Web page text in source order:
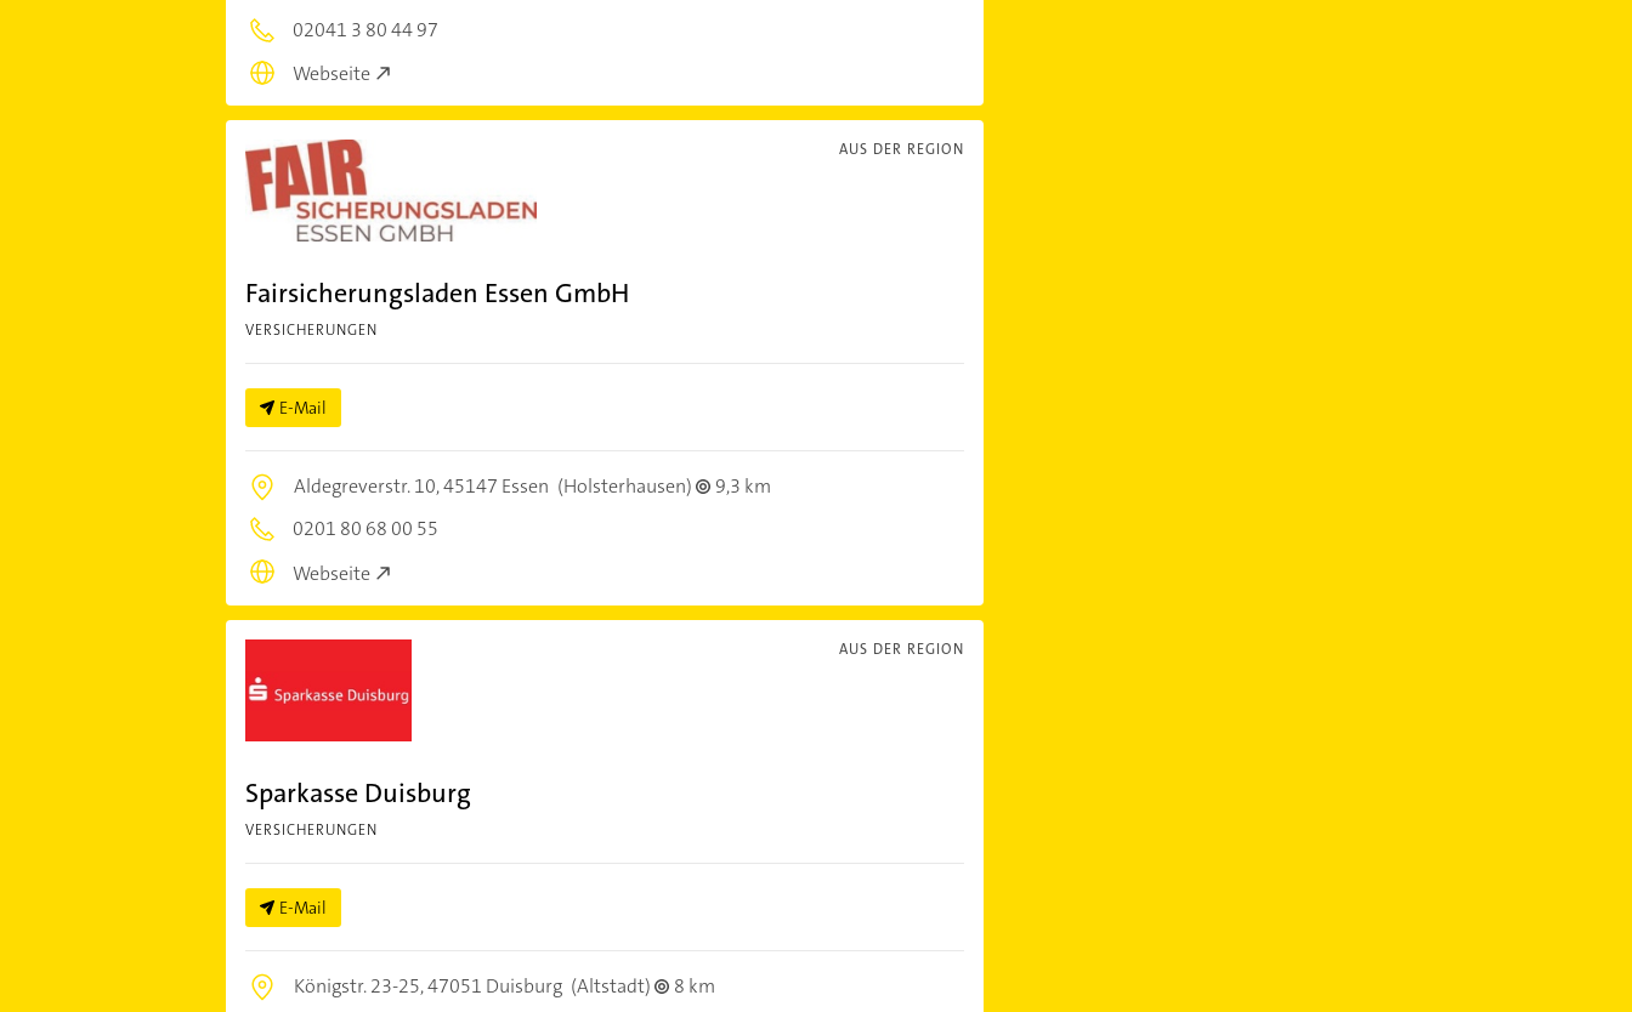
02041 3 80 44 97
Webseite
AUS DER REGION
Fairsicherungsladen Essen GmbH
VERSICHERUNGEN
E-Mail
Aldegreverstr. 10,45147 Essen (Holsterhausen)
9,3 km
0201 80 68 00 55
Webseite
AUS DER REGION
Sparkasse Duisburg
VERSICHERUNGEN
E-Mail
Königstr. 23-25,47051 Duisburg (Altstadt)
8 km